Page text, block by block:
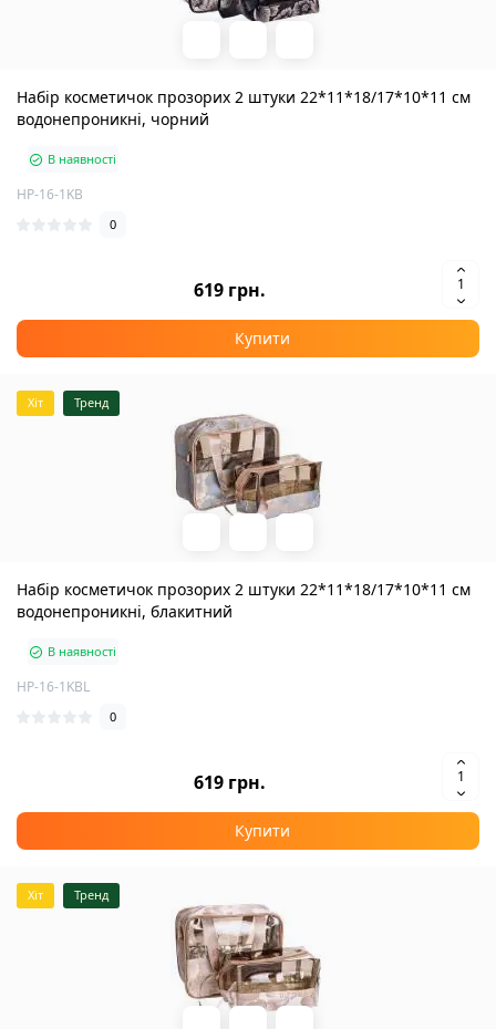
Набір косметичок прозорих 2 штуки 22*11*18/17*10*11 см
водонепроникні, чорний
В наявності
HP-16-1KB
0
619 грн.
Купити
Хіт Тренд
Набір косметичок прозорих 2 штуки 22*11*18/17*10*11 см
водонепроникні, блакитний
В наявності
HP-16-1KBL
0
619 грн.
Купити
Хіт Тренд